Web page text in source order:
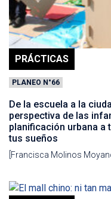
PRÁCTICAS
PLANEO N°66
De la escuela a la
perspectiva de las
planificación urbana a
tus sueños
[Francisca Molinos